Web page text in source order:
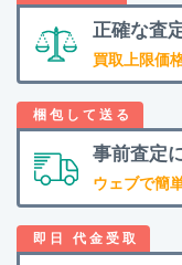
正確な査
買取上限価
事前査定
ウェブで簡